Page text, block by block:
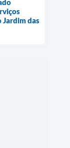
das